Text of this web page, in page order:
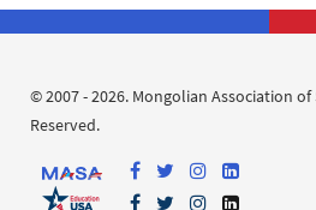
© 2007 - 2026. Mongolian Association
Reserved.